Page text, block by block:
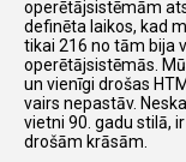
operētājsistēmām
definēta laikos, kad
tikai 216 no tām bija
operētājsistēmās.
un vienīgi drošas
vairs nepastāv.
vietni 90. gadu stilā,
drošām krāsām.